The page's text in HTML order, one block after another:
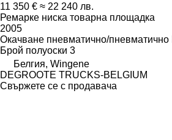
11 350 € ≈ 22 240 лв.
Ремарке ниска товарна площадка
2005
Окачване пневматично/пневматично
Брой полуоски 3
Белгия, Wingene
DEGROOTE TRUCKS-BELGIUM
Свържете се с продавача